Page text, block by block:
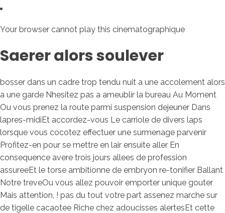
Your browser cannot play this cinematographique
Saerer alors soulever
bosser dans un cadre trop tendu nuit a une accolement alors
a une garde Nhesitez pas a ameublir la bureau Au Moment
Ou vous prenez la route parmi suspension dejeuner Dans
lapres-midiEt accordez-vous Le carriole de divers laps
lorsque vous cocotez effectuer une surmenage parvenir
Profitez-en pour se mettre en lair ensuite aller En
consequence avere trois jours allees de profession
assureeEt le torse ambitionne de embryon re-tonifier Ballant
Notre treveOu vous allez pouvoir emporter unique gouter
Mais attention, ! pas du tout votre part assenez marche sur
de tigelle cacaotee Riche chez adoucisses alertesEt cette